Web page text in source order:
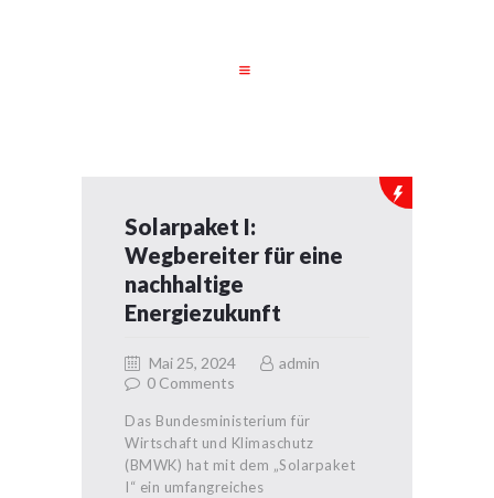
LEISTUNGEN
DATENSCHUTZ
IMPRESSUM
Solarpaket I:
Wegbereiter für eine
nachhaltige
Energiezukunft
Mai 25, 2024
admin
0 Comments
Das Bundesministerium für
Wirtschaft und Klimaschutz
(BMWK) hat mit dem „Solarpaket
I“ ein umfangreiches